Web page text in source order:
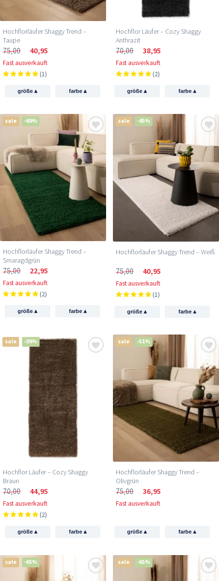
Hochflorläufer Shaggy Trend –
Taupe
75,00 40,95
Fast ausverkauft
(1)
größe▴ farbe ▴
Hochflor Läufer – Cozy Shaggy
Anthrazit
70,00 38,95
Fast ausverkauft
(2)
größe▴ farbe ▴
sale -69%
Hochflorläufer Shaggy Trend –
Smaragdgrün
75,00 22,95
Fast ausverkauft
(2)
größe▴ farbe ▴
sale -45%
Hochflorläufer Shaggy Trend – Weiß
75,00 40,95
Fast ausverkauft
(1)
größe▴ farbe ▴
sale -39%
Hochflor Läufer – Cozy Shaggy
Braun
70,00 44,95
Fast ausverkauft
(2)
größe▴ farbe ▴
sale -51%
Hochflorläufer Shaggy Trend –
Olivgrün
75,00 36,95
Fast ausverkauft
größe▴ farbe ▴
sale -65% sale -65%